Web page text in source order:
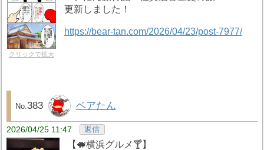
クリックで拡大
更新しました！
https://bear-tan.com/2026/04/23/post-7977/
383 ベアたん
2026/04/25 11:47 返信
【🐖横浜グルメ🍸️】